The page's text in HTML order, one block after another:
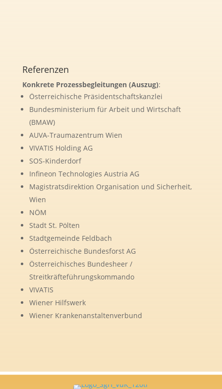
Referenzen
Konkrete Prozessbegleitungen (Auszug):
Österreichische Präsidentschaftskanzlei
Bundesministerium für Arbeit und Wirtschaft
(BMAW)
AUVA-Traumazentrum Wien
VIVATIS Holding AG
SOS-Kinderdorf
Infineon Technologies Austria AG
Magistratsdirektion Organisation und Sicherheit,
Wien
NÖM
Stadt St. Pölten
Stadtgemeinde Feldbach
Österreichische Bundesforst AG
Österreichisches Bundesheer /
Streitkräfteführungskommando
VIVATIS
Wiener Hilfswerk
Wiener Krankenanstaltenverbund